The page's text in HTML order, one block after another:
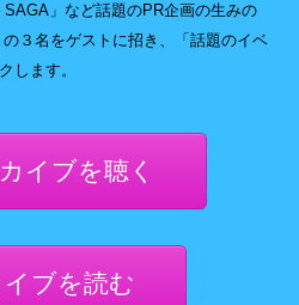
」など話題のPR企画の生みの
３名をゲストに招き、「話題のイベ
します。
イブを聴く
ブを読む